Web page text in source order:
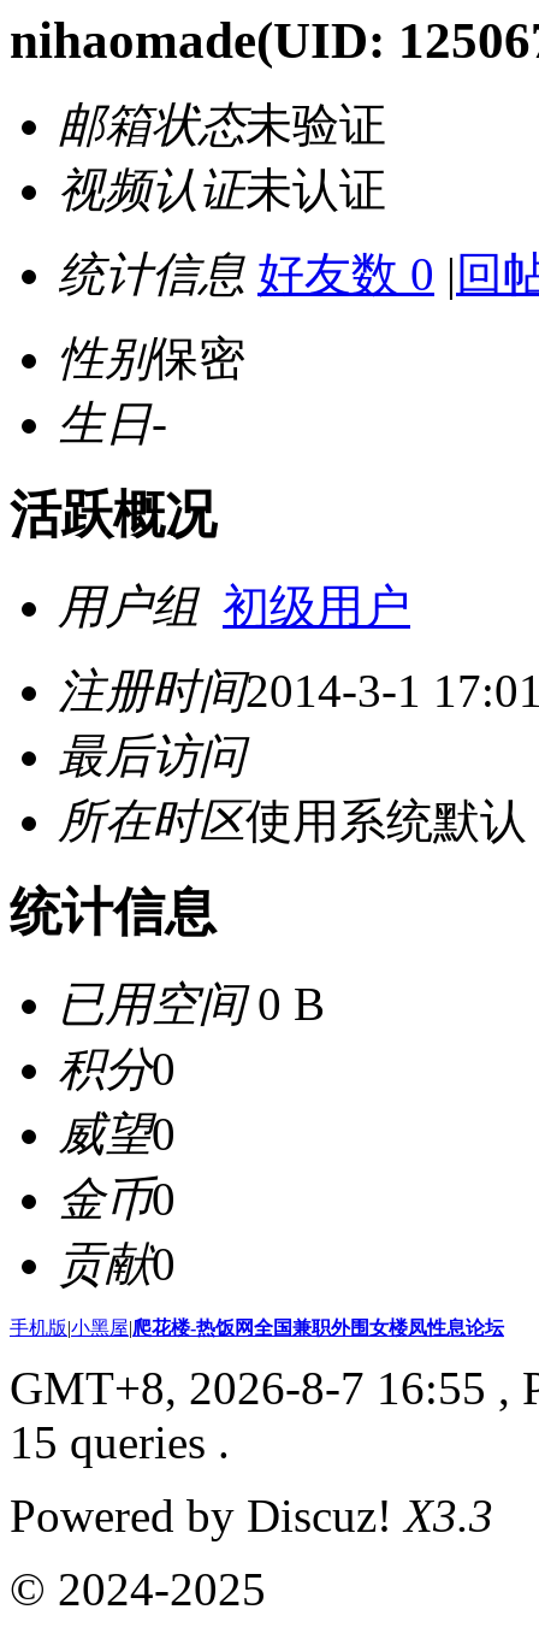
nihaomade(UID:
邮箱状态未验证
视频认证未认证
统计信息 好友数 0 | 回
性别保密
生日-
活跃概况
用户组 初级用户
注册时间2014-3-1
最后访问
所在时区使用系统默认
统计信息
已用空间0 B
积分0
威望0
金币0
贡献0
手机版|小黑屋|爬花楼-热饭网全国兼职外围女楼凤性息论坛
GMT+8, 2026-8-7 16:55 ,
15 queries .
Powered by Discuz!X3.3
© 2024-2025